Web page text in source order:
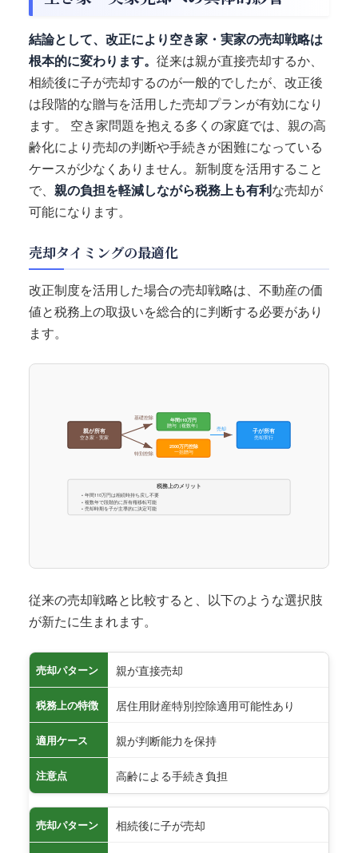
結論として、改正により空き家・実家の売却戦略は
根本的に変わります。 従来は親が直接売却するか、
相続後に子が売却するのが一般的でしたが、改正後
は段階的な贈与を活用した売却プランが有効になり
ます。 空き家問題を抱える多くの家庭では、親の高
齢化により売却の判断や手続きが困難になっている
ケースが少なくありません。新制度を活用すること
で、 親の負担を軽減しながら税務上も有利な売却が
可能になります。
売却タイミングの最適化
改正制度を活用した場合の売却戦略は、不動産の価
値と税務上の取扱いを総合的に判断する必要があり
ます。
親が所有
空き家・実家
年間110万円
贈与（複数年）
2500万円控除
一括贈与
子が所有
売却実行
基礎控除
特別控除
売却
税務上のメリット
• 年間110万円は相続時持ち戻し不要
• 複数年で段階的に所有権移転可能
• 売却時期を子が主導的に決定可能
従来の売却戦略と比較すると、以下のような選択肢
が新たに生まれます。
売却パターン 親が直接売却
税務上の特徴 居住用財産特別控除適用可能性あり
適用ケース 親が判断能力を保持
注意点 高齢による手続き負担
売却パターン 相続後に子が売却